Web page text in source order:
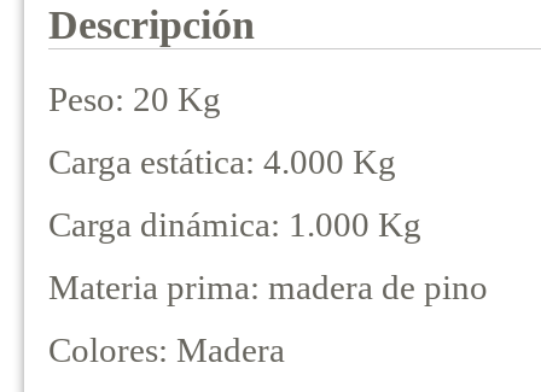
Descripción
Peso: 20 Kg
Carga estática: 4.000 Kg
Carga dinámica: 1.000 Kg
Materia prima: madera de pino
Colores: Madera